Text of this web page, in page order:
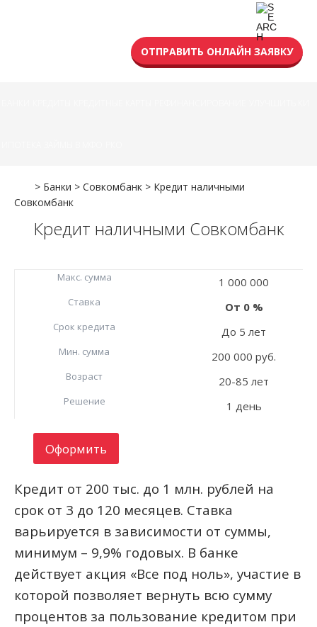
ОТПРАВИТЬ ОНЛАЙН ЗАЯВКУ
> Банки > Совкомбанк > Кредит наличными
Совкомбанк
Кредит наличными Совкомбанк
Макc. сумма 1 000 000
Ставка 0
Срок кредита До 5 лет
Мин. сумма 200 000 руб.
Возраст 20-85 лет
Решение 1 день
Оформить
Кредит от 200 тыс. до 1 млн. рублей на
срок от 3 до 120 месяцев. Ставка
варьируется в зависимости от суммы,
минимум – 9,9% годовых. В банке
действует акция «Все под ноль», участие в
которой позволяет вернуть всю сумму
процентов за пользование кредитом при